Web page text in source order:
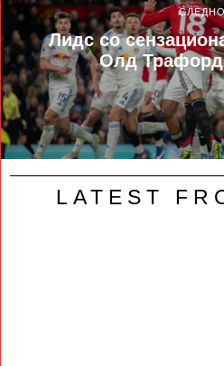
Лидс со
Олд
LATEST